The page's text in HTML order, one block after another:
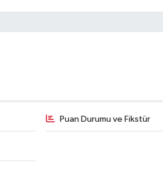
Puan Durumu ve Fikstür